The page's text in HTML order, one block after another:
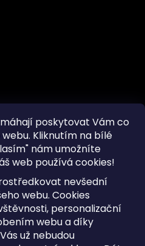
poskytovat Vám co
Kliknutím na bílé
nám umožníte
web používá cookies!
nevšední
webu. Cookies
personalizační
webu a díky
už nebudou